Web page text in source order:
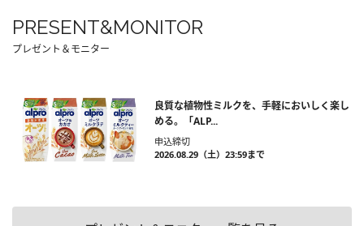
PRESENT&MONITOR
プレゼント＆モニター
良質な植物性ミルクを、手軽においしく楽し
める。「ALP...
申込締切
2026.08.29（土）23:59まで